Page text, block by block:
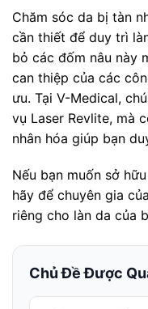
Chăm sóc da bị tàn
cần thiết để duy trì
bỏ các đốm nâu này
can thiệp của các
ưu. Tại V-Medical,
vụ Laser Revlite, mà
nhân hóa giúp bạn
Nếu bạn muốn sở
hãy để chuyên gia
riêng cho làn da của
Chủ Đề Được